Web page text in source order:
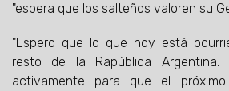
"espera que los salteños valoren su
"Espero que lo que hoy está
resto de la Rapública
activamente para que el